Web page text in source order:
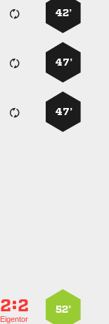
42’
47’
47’
52’
:
Eigentor